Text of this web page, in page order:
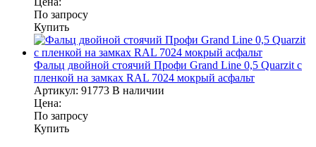
По запросу
Купить
Фальц двойной стоячий Профи Grand Line 0,5 Quarzit с
пленкой на замках RAL 7024 мокрый асфальт
Артикул: 91773 В наличии
Цена:
По запросу
Купить